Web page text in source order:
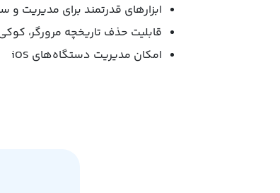
ابزارهای قدرتمند برای مدیریت
قابلیت حذف تاریخچه مرورگر،
امکان مدیریت دستگاه‌های iOS